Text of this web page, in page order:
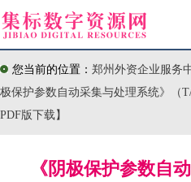
您当前的位置： 郑州外资企业服务
极保护参数自动采集与处理系统》（
PDF版下载】
《阴极保护参数自